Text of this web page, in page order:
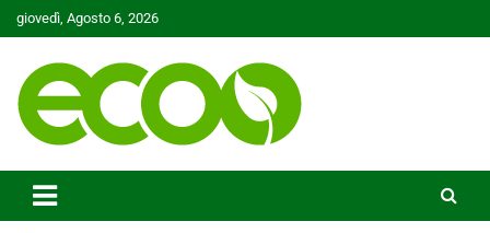
Skip
to
giovedì, Agosto 6, 2026
Ecoo.it